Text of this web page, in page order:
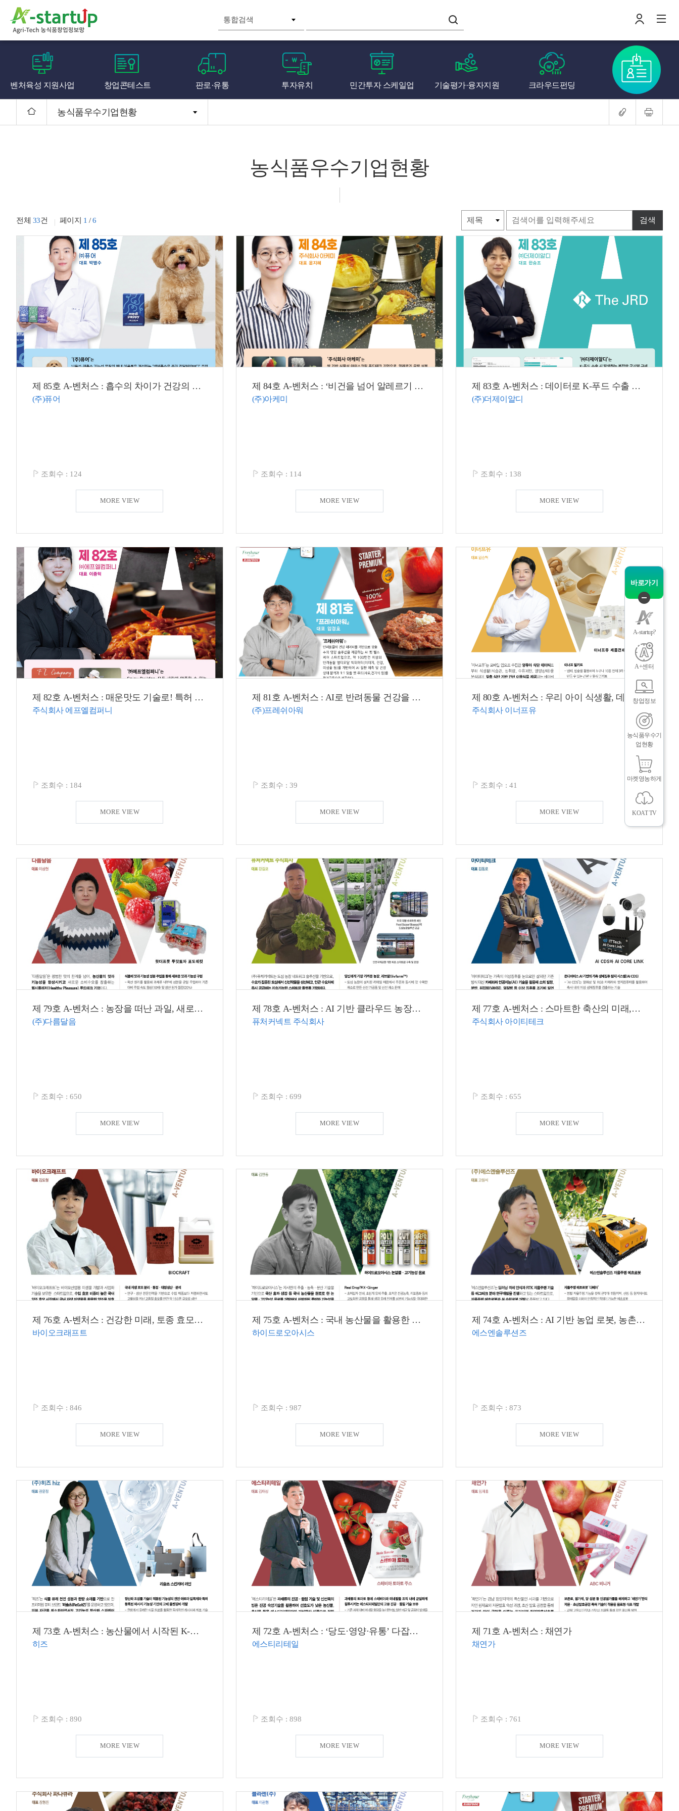
그
인
체
나의창업일지
벤처육성 지원사업 창업콘테스트 판로·유통 투자유치 민간투자 스케일업 기술평가·융자지원 크라우드펀딩
농식품우수기업현황
농식품우수기업현황
전체 33건 페이지 1 /6 검색
제 85호 A-벤처스 : 흡수의 차이가 건강의 차이! 흡수율 높인 기능성 원료로 세계시장 공략!
(주)퓨어
조회수 : 124
MORE VIEW
제 84호 A-벤처스 : ‘비건을 넘어 알레르기 프리’ 디저트 개발 쌀로 만든 100% 식물성 아이스크림으로 디저트 시장 선도
(주)아케미
조회수 : 114
MORE VIEW
제 83호 A-벤처스 : 데이터로 K-푸드 수출 장벽 낮춘다! 글로벌 식품 규제 자동화 플랫폼으로 해외 진출 지원
(주)더제이알디
조회수 : 138
MORE VIEW
제 82호 A-벤처스 : 매운맛도 기술로! 특허 받은 액상소스로 글로벌 K(케이)-푸드 도전
주식회사 에프엘컴퍼니
조회수 : 184
MORE VIEW
제 81호 A-벤처스 : AI로 반려동물 건강을 예측·진단하고 맞춤형 펫 푸드까지!
(주)프레쉬아워
조회수 : 39
MORE VIEW
제 80호 A-벤처스 : 우리 아이 식생활, 데이터 기반 맞춤 이유식으로 관리하자!
주식회사 이너프유
조회수 : 41
MORE VIEW
제 79호 A-벤처스 : 농장을 떠난 과일, 새로운 맛과 기능성으로 재탄생!
(주)다름달음
조회수 : 650
MORE VIEW
제 78호 A-벤처스 : AI 기반 클라우드 농장으로 도심형 스마트농업 혁신 이끈다!
퓨처커넥트 주식회사
조회수 : 699
MORE VIEW
제 77호 A-벤처스 : 스마트한 축산의 미래,인공지능으로 지킨다!
주식회사 아이티테크
조회수 : 655
MORE VIEW
제 76호 A-벤처스 : 건강한 미래, 토종 효모가 해낸다!
바이오크래프트
조회수 : 846
MORE VIEW
제 75호 A-벤처스 : 국내 농산물을 활용한 건강한 음료, 푸드테크 기술로 완성하다.
하이드로오아시스
조회수 : 987
MORE VIEW
제 74호 A-벤처스 : AI 기반 농업 로봇, 농촌 일손을 덜어드립니다.
에스엔솔루션즈
조회수 : 873
MORE VIEW
제 73호 A-벤처스 : 농산물에서 시작된 K-뷰티 혁신 ‘리솔츠’로 세계 무대 정조준!
히즈
조회수 : 890
MORE VIEW
제 72호 A-벤처스 : ‘당도·영양·유통’ 다잡은 과채류의 재발견
에스티리테일
조회수 : 898
MORE VIEW
제 71호 A-벤처스 : 채연가
채연가
조회수 : 761
MORE VIEW
바로가기
퀵
메
뉴
닫
기
A-startup?
A+센터
창업정보
농식품우수기
업현황
마켓영농하게
KOAT TV